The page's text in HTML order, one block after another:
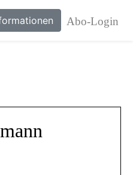
Abo-Login